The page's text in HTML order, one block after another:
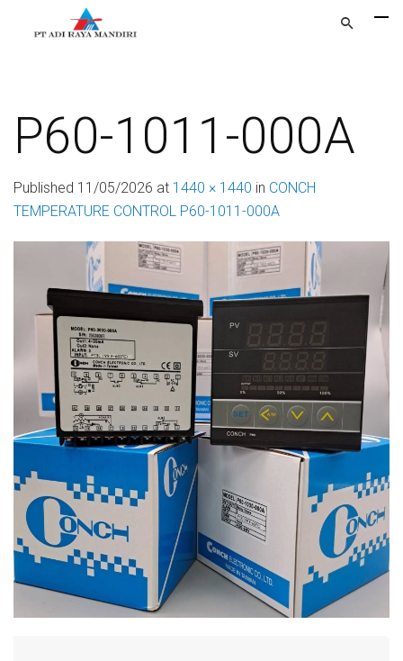
P60-1011-000A
Published 11/05/2026 at 1440 × 1440 in CONCH
TEMPERATURE CONTROL P60-1011-000A